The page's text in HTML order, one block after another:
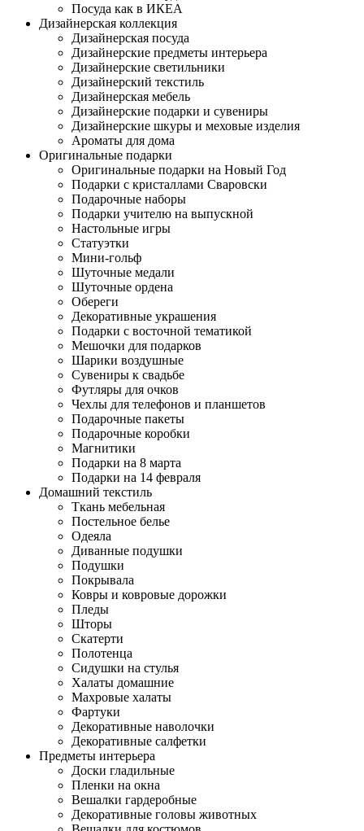
Посуда как в ИКЕА
Дизайнерская коллекция
Дизайнерская посуда
Дизайнерские предметы интерьера
Дизайнерские светильники
Дизайнерский текстиль
Дизайнерская мебель
Дизайнерские подарки и сувениры
Дизайнерские шкуры и меховые изделия
Ароматы для дома
Оригинальные подарки
Оригинальные подарки на Новый Год
Подарки с кристаллами Сваровски
Подарочные наборы
Подарки учителю на выпускной
Настольные игры
Статуэтки
Мини-гольф
Шуточные медали
Шуточные ордена
Обереги
Декоративные украшения
Подарки с восточной тематикой
Мешочки для подарков
Шарики воздушные
Сувениры к свадьбе
Футляры для очков
Чехлы для телефонов и планшетов
Подарочные пакеты
Подарочные коробки
Магнитики
Подарки на 8 марта
Подарки на 14 февраля
Домашний текстиль
Ткань мебельная
Постельное белье
Одеяла
Диванные подушки
Подушки
Покрывала
Ковры и ковровые дорожки
Пледы
Шторы
Скатерти
Полотенца
Сидушки на стулья
Халаты домашние
Махровые халаты
Фартуки
Декоративные наволочки
Декоративные салфетки
Предметы интерьера
Доски гладильные
Пленки на окна
Вешалки гардеробные
Декоративные головы животных